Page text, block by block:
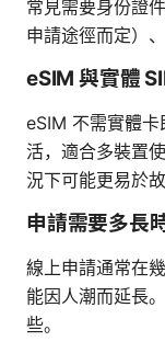
常見需要身份證
申請途徑而定）
eSIM 與實體
eSIM 不需實體
活，適合多裝置
況下可能更易於
申請需要多長
線上申請通常在
能因人潮而延長
些。